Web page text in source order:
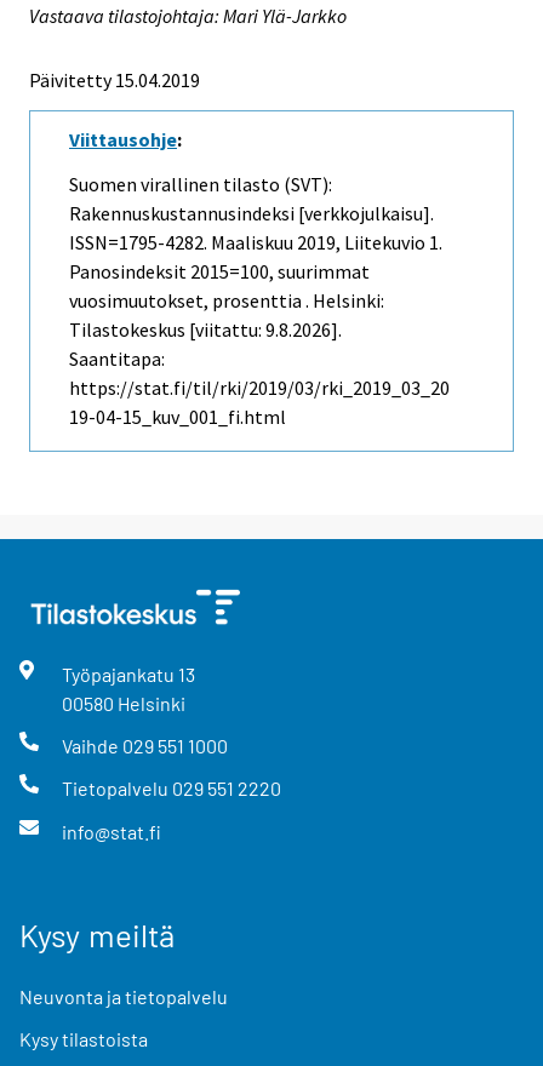
Vastaava tilastojohtaja: Mari Ylä-Jarkko
Päivitetty 15.04.2019
Viittausohje:
Suomen virallinen tilasto (SVT):
Rakennuskustannusindeksi [verkkojulkaisu].
ISSN=1795-4282. Maaliskuu 2019, Liitekuvio 1.
Panosindeksit 2015=100, suurimmat
vuosimuutokset, prosenttia . Helsinki:
Tilastokeskus [viitattu: 9.8.2026].
Saantitapa:
https://stat.fi/til/rki/2019/03/rki_2019_03_20
19-04-15_kuv_001_fi.html
Työpajankatu 13
00580 Helsinki
Vaihde 029 551 1000
Tietopalvelu 029 551 2220
info@stat.fi
Kysy meiltä
Neuvonta ja tietopalvelu
Kysy tilastoista